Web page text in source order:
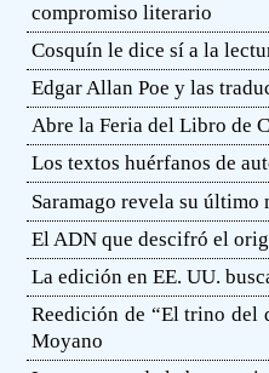
compromiso literario
Cosquín le dice sí a la
Edgar Allan Poe y las
Abre la Feria del Libro de
Los textos huérfanos de
Saramago revela su último
El ADN que descifró el
La edición en EE. UU.
Reedición de “El trino del
Moyano